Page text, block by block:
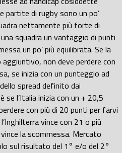
partite di rugby sono un po’
nettamente più forte di
squadra un vantaggio di punti
un po’ più equilibrata. Se la
aggiuntivo, non deve perdere con
se inizia con un punteggio ad
spread definito dai
se l’Italia inizia con un + 20,5
con più di 20 punti per farvi
vince con 21 o più
la scommessa. Mercato
sul risultato del 1° e/o del 2°